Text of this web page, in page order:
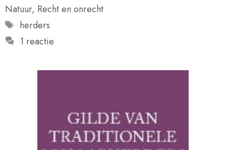
Natuur, Recht en onrecht
Tags
herders
1 reactie